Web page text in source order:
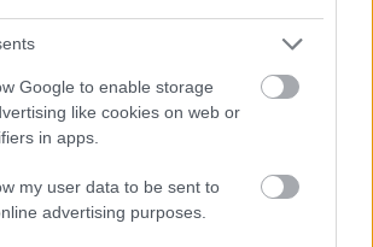
Google to enable storage
like cookies on web or
in apps.
my user data to be sent to
advertising purposes.
fent és lent
pedig egy kisebb 1950-es
be, régi rádiókkal,
negatívuma, hogy a hatalmas